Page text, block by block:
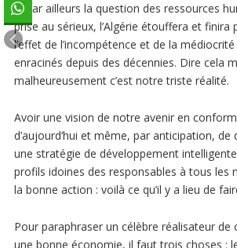
Si par ailleurs la question des ressources
prise au sérieux, l’Algérie étouffera et finira
l’effet de l’incompétence et de la
enracinés depuis des décennies. Dire cela
malheureusement c’est notre triste réalité.
Avoir une vision de notre avenir en
d’aujourd’hui et même, par anticipation, de
une stratégie de développement
profils idoines des responsables à tous les
la bonne action : voilà ce qu’il y a lieu de
Pour paraphraser un célèbre réalisateur de
une bonne économie, il faut trois choses :